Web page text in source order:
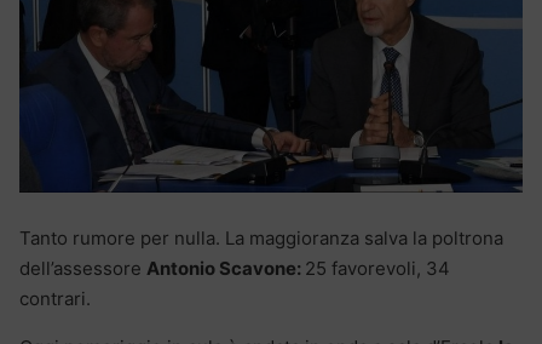
Tanto rumore per nulla. La maggioranza salva la poltrona
dell’assessore Antonio Scavone: 25 favorevoli, 34
contrari.